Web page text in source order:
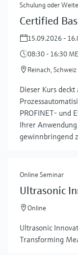
mehr zeigen
Schulung oder
Certified
15.09.2026 -
08:30 - 16:30
Reinach, Schweiz
Dieser Kurs
PROFINET- und
Ihrer
gewinnbringend
Online Seminar
Ultrasonic
Online
Ultrasonic
Transforming